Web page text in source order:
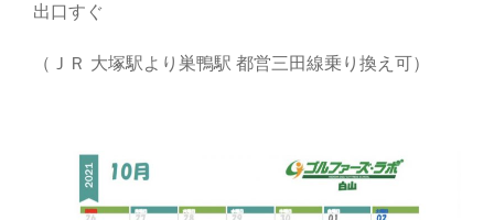
出口すぐ
（ＪＲ 大塚駅より巣鴨駅 都営三田線乗り換え可）